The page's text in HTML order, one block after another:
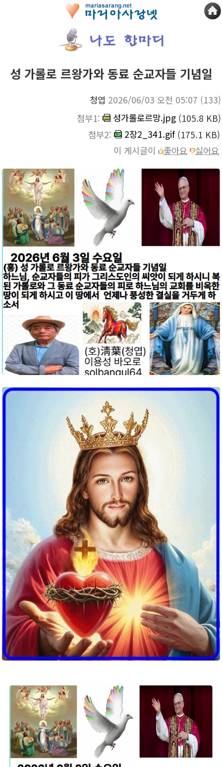
성 가롤로 르왕가와 동료 순교자들 기념일
청엽 2026/06/03 오전 05:07 (133)
첨부1:
성가롤로르망.jpg (105.8 KB)
첨부2:
2장2_341.gif (175.1 KB)
이 게시글이
좋아요 싫어요